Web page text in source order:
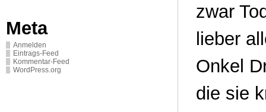
Meta
Anmelden
Eintrags-Feed
Kommentar-Feed
WordPress.org
zwar
lieber
Onkel
die sie